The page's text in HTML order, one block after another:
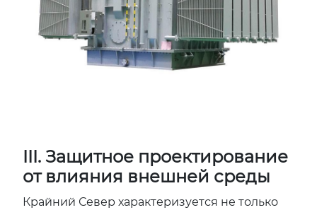
III. Защитное проектирование
от влияния внешней среды
Крайний Север характеризуется не только